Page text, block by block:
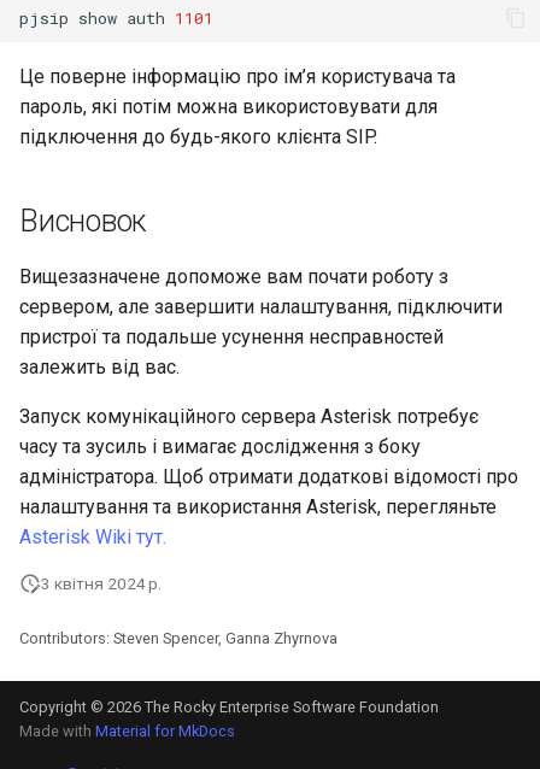
pjsip show auth 1101
Це поверне інформацію про ім’я користувача та
пароль, які потім можна використовувати для
підключення до будь-якого клієнта SIP.
Висновок
Вищезазначене допоможе вам почати роботу з
сервером, але завершити налаштування, підключити
пристрої та подальше усунення несправностей
залежить від вас.
Запуск комунікаційного сервера Asterisk потребує
часу та зусиль і вимагає дослідження з боку
адміністратора. Щоб отримати додаткові відомості про
налаштування та використання Asterisk, перегляньте
Asterisk Wiki тут.
3 квітня 2024 р.
Contributors: Steven Spencer, Ganna Zhyrnova
Copyright © 2026 The Rocky Enterprise Software Foundation
Made with Material for MkDocs